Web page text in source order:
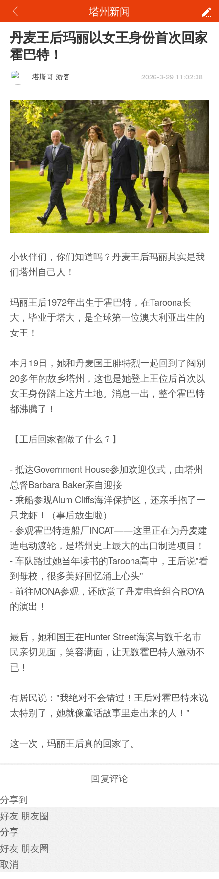
塔州新闻
丹麦王后玛丽以女王身份首次回家
霍巴特！
塔斯哥 游客 2026-3-29 11:02:38
小伙伴们，你们知道吗？丹麦王后玛丽其实是我
们塔州自己人！
玛丽王后1972年出生于霍巴特，在Taroona长
大，毕业于塔大，是全球第一位澳大利亚出生的
女王！
本月19日，她和丹麦国王腓特烈一起回到了阔别
20多年的故乡塔州，这也是她登上王位后首次以
女王身份踏上这片土地。消息一出，整个霍巴特
都沸腾了！
【王后回家都做了什么？】
- 抵达Government House参加欢迎仪式，由塔州
总督Barbara Baker亲自迎接
- 乘船参观Alum Cliffs海洋保护区，还亲手抱了一
只龙虾！（事后放生啦）
- 参观霍巴特造船厂INCAT——这里正在为丹麦建
造电动渡轮，是塔州史上最大的出口制造项目！
- 车队路过她当年读书的Taroona高中，王后说"看
到母校，很多美好回忆涌上心头"
- 前往MONA参观，还欣赏了丹麦电音组合ROYA
的演出！
最后，她和国王在Hunter Street海滨与数千名市
民亲切见面，笑容满面，让无数霍巴特人激动不
已！
有居民说："我绝对不会错过！王后对霍巴特来说
太特别了，她就像童话故事里走出来的人！"
这一次，玛丽王后真的回家了。
回复评论
分享到
好友 朋友圈
分享
好友 朋友圈
取消